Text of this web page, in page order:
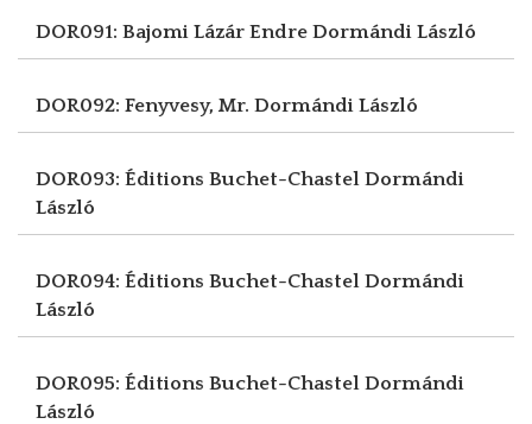
DOR091: Bajomi Lázár Endre Dormándi László
DOR092: Fenyvesy, Mr. Dormándi László
DOR093: Éditions Buchet-Chastel Dormándi
László
DOR094: Éditions Buchet-Chastel Dormándi
László
DOR095: Éditions Buchet-Chastel Dormándi
László